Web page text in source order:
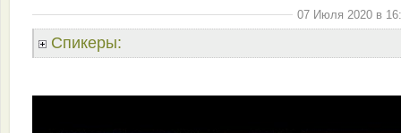
07 Июля 2020 в
Спикеры: